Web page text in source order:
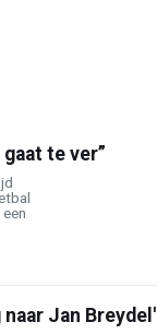
te ver”
Jan Breydel'